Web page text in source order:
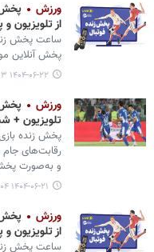
ورزش
از تلویزیون
پخش آنلاین
۱۴۰۴-۰۶-۲۲ ۰۸:۰۳
ورزش
پخش
تلویزیون +
پخش زنده
و به‌صورت
۱۴۰۴-۰۶-۲۱ ۲۱:۰۴
ورزش
از تلویزیون